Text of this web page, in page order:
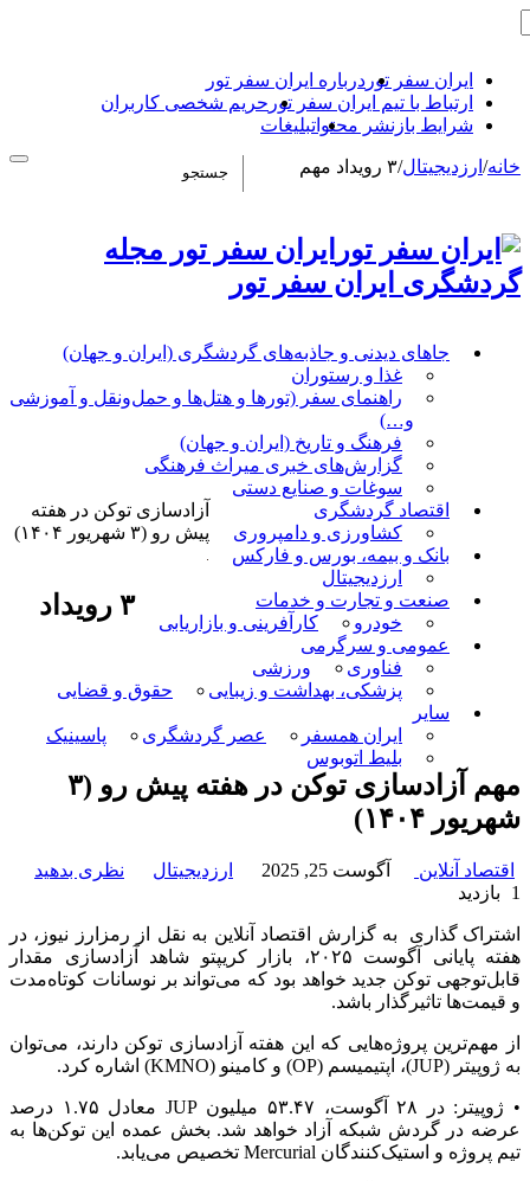
ایران سفر تور درباره ایران سفر تور
ارتباط با تیم ایران سفر تور حریم شخصی کاربران
شرایط بازنشر محتوا تبلیغات
ایران سفر تور مجله
گردشگری ایران سفر تور
جاهای دیدنی و جاذبه‌های گردشگری (ایران و جهان)
غذا و رستوران
راهنمای سفر (تورها و هتل‌ها و حمل‌و‌نقل و آموزشی
و…)
فرهنگ و تاریخ (ایران و جهان)
گزارش‌های خبری میراث فرهنگی
سوغات و صنایع دستی
اقتصاد گردشگری
کشاورزی و دامپروری
بانک و بیمه، بورس و فارکس
ارزدیجیتال
صنعت و تجارت و خدمات
خودرو
کارآفرینی و بازاریابی
عمومی و سرگرمی
فناوری
ورزشی
پزشکی، بهداشت و زیبایی
حقوق و قضایی
سایر
ایران همسفر
عصر گردشگری
پاسینیک
بلیط اتوبوس
خانه/ ارزدیجیتال/ ۳ رویداد مهم
آزادسازی توکن در هفته
پیش رو (۳ شهریور ۱۴۰۴)
۳ رویداد
مهم آزادسازی توکن در هفته پیش رو (۳
شهریور ۱۴۰۴)
اقتصاد آنلاین آگوست 25, 2025 ارزدیجیتال
نظری بدهید
1 بازدید
اشتراک گذاری
به گزارش اقتصاد آنلاین به نقل از رمزارز نیوز، در
هفته پایانی آگوست ۲۰۲۵، بازار کریپتو شاهد آزادسازی مقدار
قابل‌توجهی توکن جدید خواهد بود که می‌تواند بر نوسانات کوتاه‌مدت
و قیمت‌ها تاثیرگذار باشد.
از مهم‌ترین پروژه‌هایی که این هفته آزادسازی توکن دارند، می‌توان
به ژوپیتر (JUP)، اپتیمیسم (OP) و کامینو (KMNO) اشاره کرد.
• ژوپیتر: در ۲۸ آگوست، ۵۳.۴۷ میلیون JUP معادل ۱.۷۵ درصد
عرضه در گردش شبکه آزاد خواهد شد. بخش عمده این توکن‌ها به
تیم پروژه و استیک‌کنندگان Mercurial تخصیص می‌یابد.